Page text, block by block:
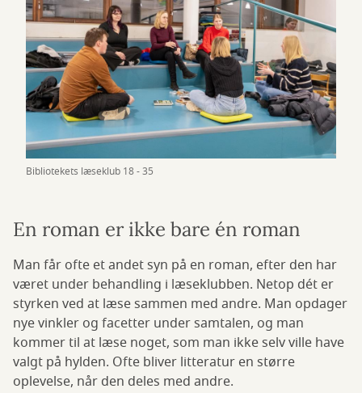
Bibliotekets læseklub 18 - 35
En roman er ikke bare én roman
Man får ofte et andet syn på en roman, efter den har
været under behandling i læseklubben. Netop dét er
styrken ved at læse sammen med andre. Man opdager
nye vinkler og facetter under samtalen, og man
kommer til at læse noget, som man ikke selv ville have
valgt på hylden. Ofte bliver litteratur en større
oplevelse, når den deles med andre.